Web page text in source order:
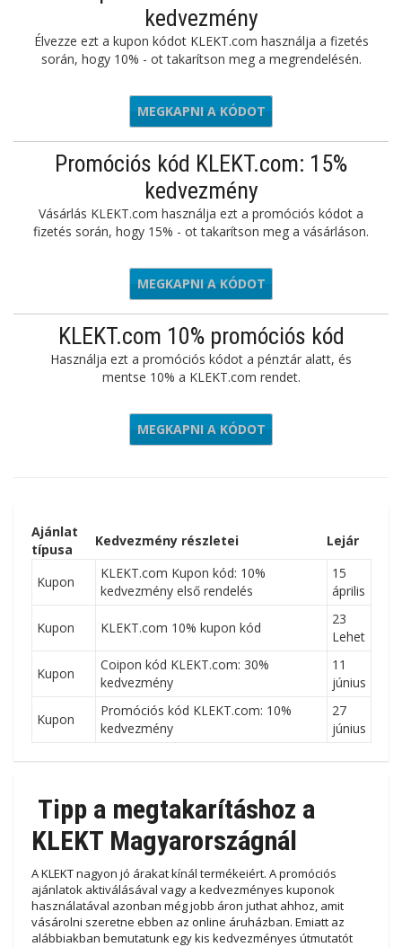
kedvezmény
Élvezze ezt a kupon kódot KLEKT.com használja a fizetés
során, hogy 10% - ot takarítson meg a megrendelésén.
BX10
MEGKAPNI A KÓDOT
Promóciós kód KLEKT.com: 15%
kedvezmény
Vásárlás KLEKT.com használja ezt a promóciós kódot a
fizetés során, hogy 15% - ot takarítson meg a vásárláson.
BALANCE
MEGKAPNI A KÓDOT
KLEKT.com 10% promóciós kód
Használja ezt a promóciós kódot a pénztár alatt, és
mentse 10% a KLEKT.com rendet.
KTKINGS
MEGKAPNI A KÓDOT
Ajánlat
típusa
Kedvezmény részletei Lejár
Kupon
KLEKT.com Kupon kód: 10%
kedvezmény első rendelés
15
április
Kupon KLEKT.com 10% kupon kód
23
Lehet
Kupon
Coipon kód KLEKT.com: 30%
kedvezmény
11
június
Kupon
Promóciós kód KLEKT.com: 10%
kedvezmény
27
június
Tipp a megtakarításhoz a
KLEKT Magyarországnál
A KLEKT nagyon jó árakat kínál termékeiért. A promóciós
ajánlatok aktiválásával vagy a kedvezményes kuponok
használatával azonban még jobb áron juthat ahhoz, amit
vásárolni szeretne ebben az online áruházban. Emiatt az
alábbiakban bemutatunk egy kis kedvezményes útmutatót